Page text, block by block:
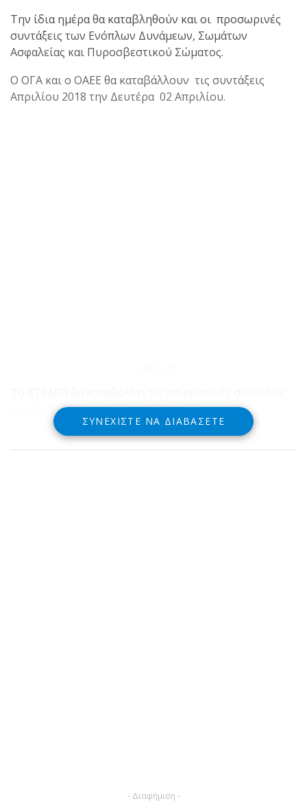
Την ίδια ημέρα θα καταβληθούν και οι προσωρινές
συντάξεις των Ενόπλων Δυνάμεων, Σωμάτων
Ασφαλείας και Πυροσβεστικού Σώματος.
Ο ΟΓΑ και ο ΟΑΕΕ θα καταβάλλουν τις συντάξεις
Απριλίου 2018 την Δευτέρα 02 Απριλίου.
Απριλίου 2018 την Τρίτη 03 Απριλίου.
ΣΥΝΕΧΊΣΤΕ ΝΑ ΔΙΑΒΆΣΕΤΕ
- Διαφήμιση -